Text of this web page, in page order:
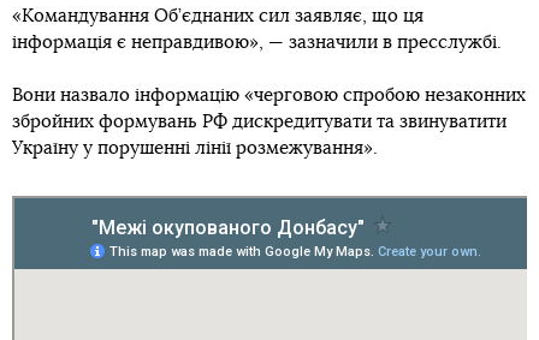
«Командування Об’єднаних сил заявляє, що ця
інформація є неправдивою», — зазначили в пресслужбі.
Вони назвало інформацію «черговою спробою незаконних
збройних формувань РФ дискредитувати та звинуватити
Україну у порушенні лінії розмежування».